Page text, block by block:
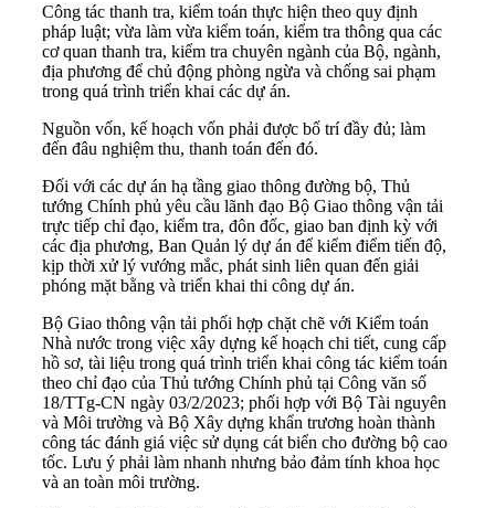
Công tác thanh tra, kiểm toán thực hiện theo quy định
pháp luật; vừa làm vừa kiểm toán, kiểm tra thông qua các
cơ quan thanh tra, kiểm tra chuyên ngành của Bộ, ngành,
địa phương để chủ động phòng ngừa và chống sai phạm
trong quá trình triển khai các dự án.
Nguồn vốn, kế hoạch vốn phải được bố trí đầy đủ; làm
đến đâu nghiệm thu, thanh toán đến đó.
Đối với các dự án hạ tầng giao thông đường bộ, Thủ
tướng Chính phủ yêu cầu lãnh đạo Bộ Giao thông vận tải
trực tiếp chỉ đạo, kiểm tra, đôn đốc, giao ban định kỳ với
các địa phương, Ban Quản lý dự án để kiểm điểm tiến độ,
kịp thời xử lý vướng mắc, phát sinh liên quan đến giải
phóng mặt bằng và triển khai thi công dự án.
Bộ Giao thông vận tải phối hợp chặt chẽ với Kiểm toán
Nhà nước trong việc xây dựng kế hoạch chi tiết, cung cấp
hồ sơ, tài liệu trong quá trình triển khai công tác kiểm toán
theo chỉ đạo của Thủ tướng Chính phủ tại Công văn số
18/TTg-CN ngày 03/2/2023; phối hợp với Bộ Tài nguyên
và Môi trường và Bộ Xây dựng khẩn trương hoàn thành
công tác đánh giá việc sử dụng cát biển cho đường bộ cao
tốc. Lưu ý phải làm nhanh nhưng bảo đảm tính khoa học
và an toàn môi trường.